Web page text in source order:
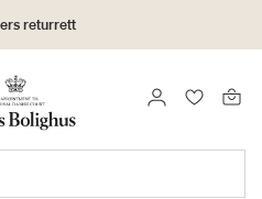
returrett
LOGG INN